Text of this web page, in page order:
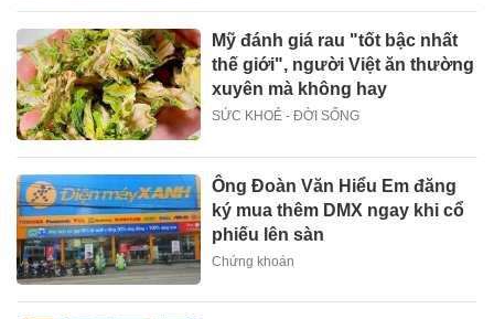
Mỹ đánh giá rau "tốt bậc nhất
thế giới", người Việt ăn thường
xuyên mà không hay
SỨC KHOẺ - ĐỜI SỐNG
Ông Đoàn Văn Hiểu Em đăng
ký mua thêm DMX ngay khi cổ
phiếu lên sàn
Chứng khoán